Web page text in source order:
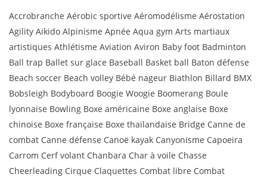
Accrobranche Aérobic sportive Aéromodélisme Aérostation
Agility Aikido Alpinisme Apnée Aqua gym Arts martiaux
artistiques Athlétisme Aviation Aviron Baby foot Badminton
Ball trap Ballet sur glace Baseball Basket ball Baton défense
Beach soccer Beach volley Bébé nageur Biathlon Billard BMX
Bobsleigh Bodyboard Boogie Woogie Boomerang Boule
lyonnaise Bowling Boxe américaine Boxe anglaise Boxe
chinoise Boxe française Boxe thaïlandaise Bridge Canne de
combat Canne défense Canoë kayak Canyonisme Capoeira
Carrom Cerf volant Chanbara Char à voile Chasse
Cheerleading Cirque Claquettes Combat libre Combat